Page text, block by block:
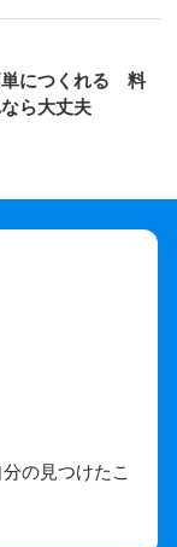
単につくれる 料
ら大丈夫
の見つけたこ